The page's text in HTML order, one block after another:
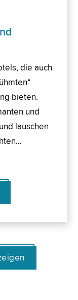
die auch
bieten.
und
lauschen